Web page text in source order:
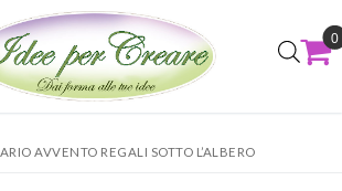
0
AVVENTO REGALI SOTTO L’ALBERO